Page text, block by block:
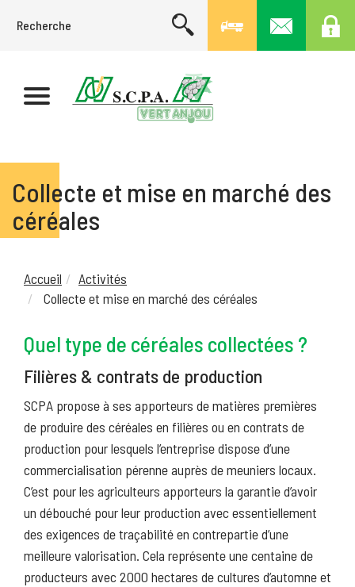
Collecte et mise en marché des
céréales
Accueil
Activités
Collecte et mise en marché des céréales
Quel type de céréales collectées ?
Filières & contrats de production
SCPA propose à ses apporteurs de matières premières
de produire des céréales en filières ou en contrats de
production pour lesquels l’entreprise dispose d’une
commercialisation pérenne auprès de meuniers locaux.
C’est pour les agriculteurs apporteurs la garantie d’avoir
un débouché pour leur production avec essentiellement
des exigences de traçabilité en contrepartie d’une
meilleure valorisation. Cela représente une centaine de
producteurs avec 2000 hectares de cultures d’automne et